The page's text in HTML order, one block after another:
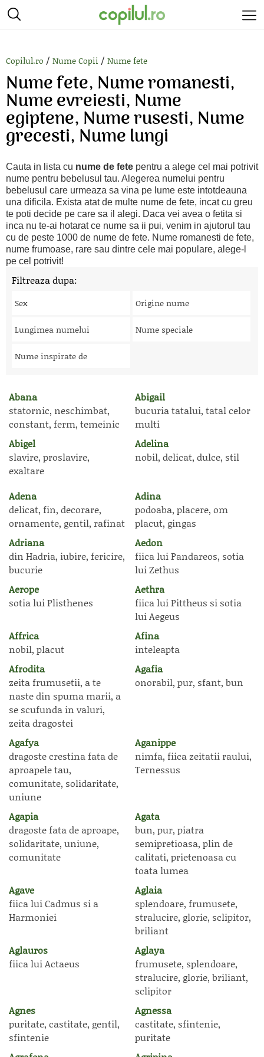
Copilul.ro / Nume Copii / Nume fete
Nume fete, Nume romanesti,
Nume evreiesti, Nume
egiptene, Nume rusesti, Nume
grecesti, Nume lungi
Cauta in lista cu nume de fete pentru a alege cel mai potrivit
nume pentru bebelusul tau. Alegerea numelui pentru
bebelusul care urmeaza sa vina pe lume este intotdeauna
una dificila. Exista atat de multe nume de fete, incat cu greu
te poti decide pe care sa il alegi. Daca vei avea o fetita si
inca nu te-ai hotarat ce nume sa ii pui, venim in ajutorul tau
cu de peste 1000 de nume de fete. Nume romanesti de fete,
nume frumoase, rare sau dintre cele mai populare, alege-l
pe cel potrivit!
Filtreaza dupa:
Sex Origine nume
Lungimea numelui Nume speciale
Nume inspirate de
Abana
statornic, neschimbat,
constant, ferm, temeinic
Abigail
bucuria tatalui, tatal celor
multi
Abigel
slavire, proslavire,
exaltare
Adelina
nobil, delicat, dulce, stil
Adena
delicat, fin, decorare,
ornamente, gentil, rafinat
Adina
podoaba, placere, om
placut, gingas
Adriana
din Hadria, iubire, fericire,
bucurie
Aedon
fiica lui Pandareos, sotia
lui Zethus
Aerope
sotia lui Plisthenes
Aethra
fiica lui Pittheus si sotia
lui Aegeus
Affrica
nobil, placut
Afina
inteleapta
Afrodita
zeita frumusetii, a te
naste din spuma marii, a
se scufunda in valuri,
zeita dragostei
Agafia
onorabil, pur, sfant, bun
Agafya
dragoste crestina fata de
aproapele tau,
comunitate, solidaritate,
uniune
Aganippe
nimfa, fiica zeitatii raului,
Ternessus
Agapia
dragoste fata de aproape,
solidaritate, uniune,
comunitate
Agata
bun, pur, piatra
semipretioasa, plin de
calitati, prietenoasa cu
toata lumea
Agave
fiica lui Cadmus si a
Harmoniei
Aglaia
splendoare, frumusete,
stralucire, glorie, sclipitor,
briliant
Aglauros
fiica lui Actaeus
Aglaya
frumusete, splendoare,
stralucire, glorie, briliant,
sclipitor
Agnes
puritate, castitate, gentil,
sfintenie
Agnessa
castitate, sfintenie,
puritate